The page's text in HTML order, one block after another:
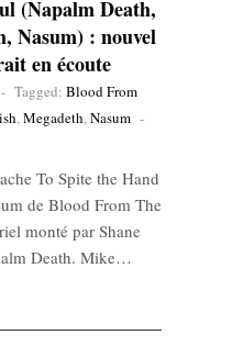
(Napalm Death,
Nasum) : nouvel
en écoute
- Tagged: Blood From
,Megadeth,Nasum -
To Spite the Hand
de Blood From The
monté par Shane
Death. Mike…